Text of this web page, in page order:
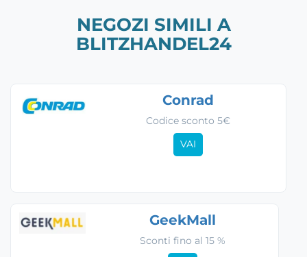
NEGOZI SIMILI A
BLITZHANDEL24
Conrad
Codice sconto 5€
VAI
GeekMall
Sconti fino al 15 %